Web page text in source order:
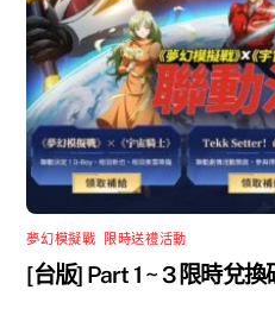
夢幻模擬戰 限時送禮活動
[台版] Part 1 ~ 3 限時兌換